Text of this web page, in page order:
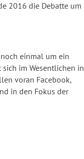
2016 die Debatte um
einmal um ein
im Wesentlichen in
voran Facebook,
in den Fokus der